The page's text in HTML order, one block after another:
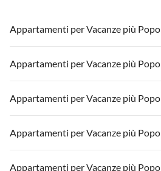
Appartamenti per Vacanze più
Appartamenti per Vacanze in Italia
Appartamenti per Vacanze in Liguria
Appartamenti per Vacanze in Lombardia
Appartamenti per Vacanze in Lago di Garda
Appartamenti per Vacanze più
Appartamenti per Vacanze in Italia
Appartamenti per Vacanze in Liguria
Appartamenti per Vacanze in Lombardia
Appartamenti per Vacanze più
Appartamenti per Vacanze in Italia
Appartamenti per Vacanze in Liguria
Appartamenti per Vacanze più
Appartamenti per Vacanze in Italia
Appartamenti per Vacanze più